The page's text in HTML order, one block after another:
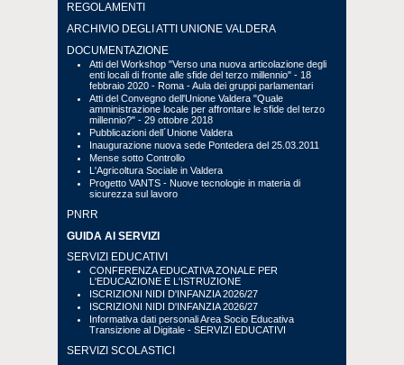
REGOLAMENTI
ARCHIVIO DEGLI ATTI UNIONE VALDERA
DOCUMENTAZIONE
Atti del Workshop "Verso una nuova articolazione degli
enti locali di fronte alle sfide del terzo millennio" - 18
febbraio 2020 - Roma - Aula dei gruppi parlamentari
Atti del Convegno dell'Unione Valdera "Quale
amministrazione locale per affrontare le sfide del terzo
millennio?" - 29 ottobre 2018
Pubblicazioni dell´Unione Valdera
Inaugurazione nuova sede Pontedera del 25.03.2011
Mense sotto Controllo
L'Agricoltura Sociale in Valdera
Progetto VANTS - Nuove tecnologie in materia di
sicurezza sul lavoro
PNRR
GUIDA AI SERVIZI
SERVIZI EDUCATIVI
CONFERENZA EDUCATIVA ZONALE PER
L'EDUCAZIONE E L'ISTRUZIONE
ISCRIZIONI NIDI D'INFANZIA 2026/27
ISCRIZIONI NIDI D'INFANZIA 2026/27
Informativa dati personali Area Socio Educativa
Transizione al Digitale - SERVIZI EDUCATIVI
SERVIZI SCOLASTICI